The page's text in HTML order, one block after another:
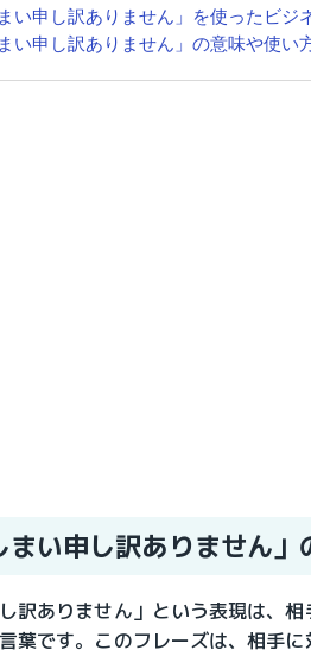
い申し訳ありません」を使ったビジ
い申し訳ありません」の意味や使い
まい申し訳ありません
訳ありません」という表現は、
葉です。このフレーズは、相手